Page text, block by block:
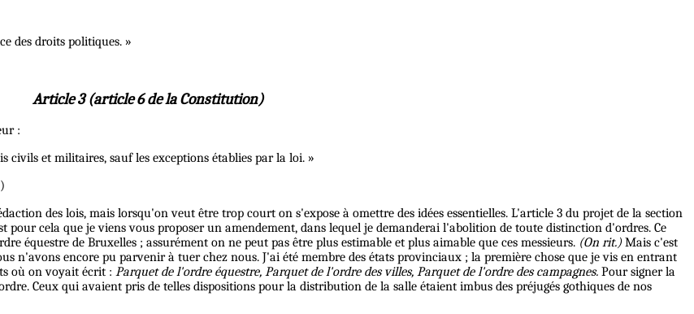
des droits politiques. »
Article 3 (article 6 de la Constitution)
:
civils et militaires, sauf les exceptions établies par la loi. »
des lois, mais lorsqu'on veut être trop court on s'expose à omettre des idées essentielles. L'article 3 du projet de la section
cela que je viens vous proposer un amendement, dans lequel je demanderai l'abolition de toute distinction d'ordres. Ce
équestre de Bruxelles ; assurément on ne peut pas être plus estimable et plus aimable que ces messieurs. (On rit.)Mais c'est
n'avons encore pu parvenir à tuer chez nous. J'ai été membre des états provinciaux ; la première chose que je vis en entrant
où on voyait écrit : Parquet de l'ordre équestre, Parquet de l'ordre des villes, Parquet de l'ordre des campagnes. Pour signer la
Ceux qui avaient pris de telles dispositions pour la distribution de la salle étaient imbus des préjugés gothiques de nos